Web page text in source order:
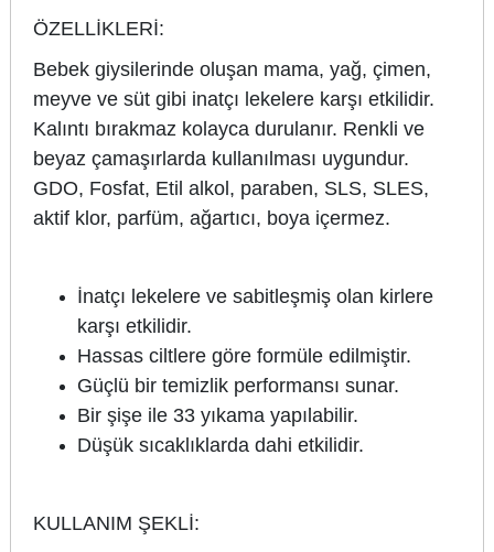
ÖZELLİKLERİ:
Bebek giysilerinde oluşan mama, yağ, çimen,
meyve ve süt gibi inatçı lekelere karşı etkilidir.
Kalıntı bırakmaz kolayca durulanır. Renkli ve
beyaz çamaşırlarda kullanılması uygundur.
GDO, Fosfat, Etil alkol, paraben, SLS, SLES,
aktif klor, parfüm, ağartıcı, boya içermez.
İnatçı lekelere ve sabitleşmiş olan kirlere
karşı etkilidir.
Hassas ciltlere göre formüle edilmiştir.
Güçlü bir temizlik performansı sunar.
Bir şişe ile 33 yıkama yapılabilir.
Düşük sıcaklıklarda dahi etkilidir.
KULLANIM ŞEKLİ: